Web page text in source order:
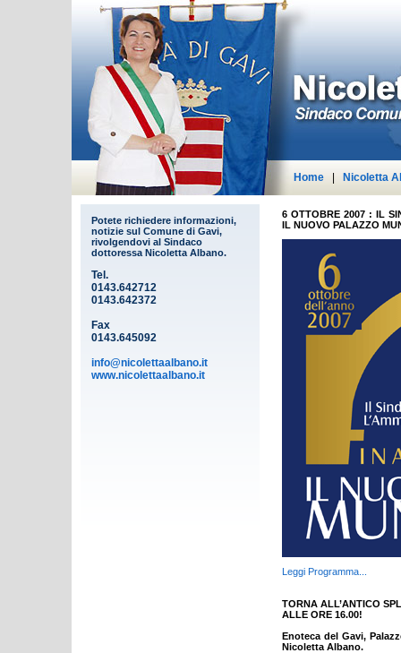
Home Nicoletta
Potete richiedere informazioni,
notizie sul Comune di Gavi,
rivolgendovi al Sindaco
dottoressa Nicoletta Albano.
Tel.
0143.642712
0143.642372
Fax
0143.645092
info@nicolettaalbano.it
www.nicolettaalbano.it
6 OTTOBRE 2007 : IL
IL NUOVO PALAZZO
Leggi Programma...
TORNA ALL’ANTICO
ALLE ORE 16.00!
Enoteca del Gavi,
Nicoletta Albano.